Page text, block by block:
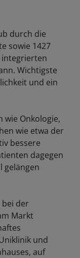
durch die
sowie 1427
integrierten
Wichtigste
und ein
wie Onkologie,
wie etwa der
bessere
dagegen
gelängen
der
Markt
und
auf